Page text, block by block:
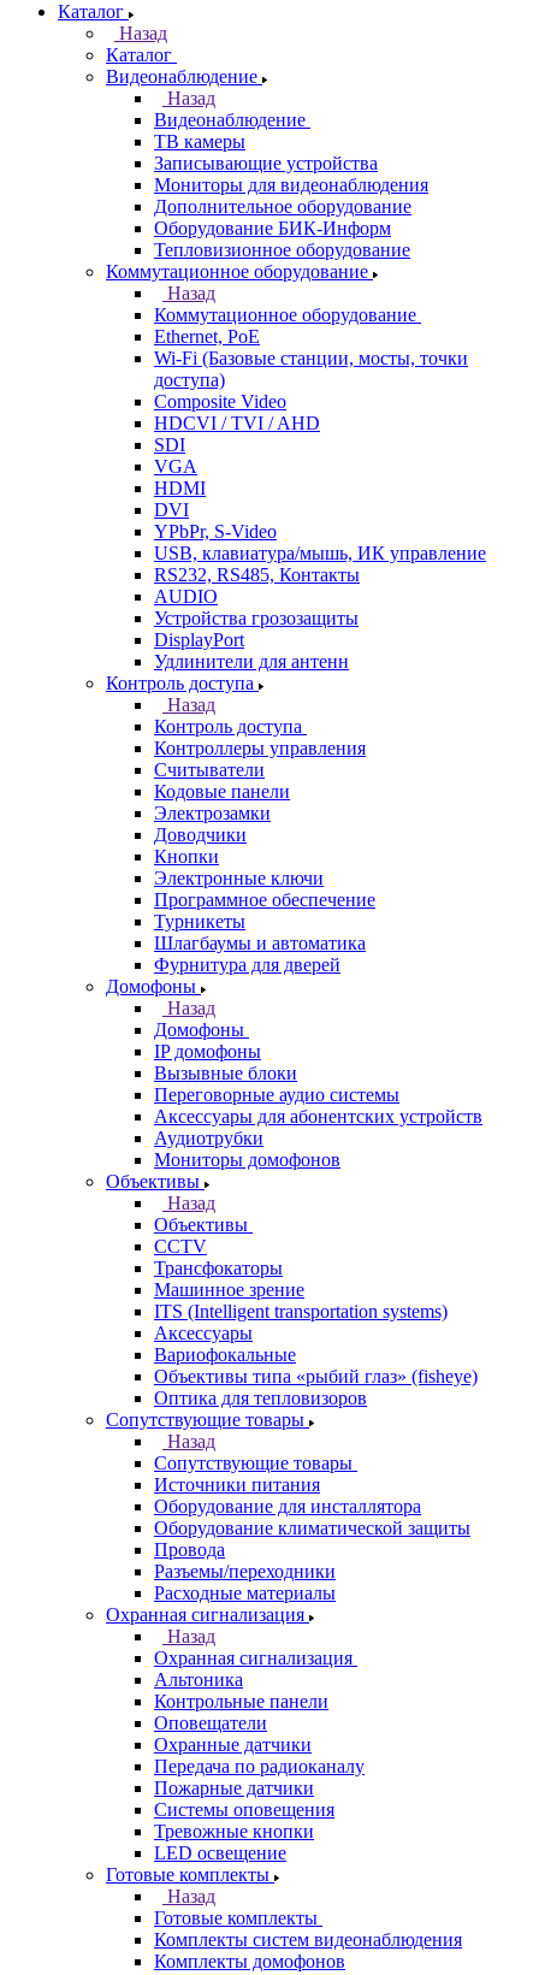
Каталог
Назад
Каталог
Видеонаблюдение
Назад
Видеонаблюдение
ТВ камеры
Записывающие устройства
Мониторы для видеонаблюдения
Дополнительное оборудование
Оборудование БИК-Информ
Тепловизионное оборудование
Коммутационное оборудование
Назад
Коммутационное оборудование
Ethernet, PoE
Wi-Fi (Базовые станции, мосты, точки
доступа)
Composite Video
HDCVI / TVI / AHD
SDI
VGA
HDMI
DVI
YPbPr, S-Video
USB, клавиатура/мышь, ИК управление
RS232, RS485, Контакты
AUDIO
Устройства грозозащиты
DisplayPort
Удлинители для антенн
Контроль доступа
Назад
Контроль доступа
Контроллеры управления
Считыватели
Кодовые панели
Электрозамки
Доводчики
Кнопки
Электронные ключи
Программное обеспечение
Турникеты
Шлагбаумы и автоматика
Фурнитура для дверей
Домофоны
Назад
Домофоны
IP домофоны
Вызывные блоки
Переговорные аудио системы
Аксессуары для абонентских устройств
Аудиотрубки
Мониторы домофонов
Объективы
Назад
Объективы
CCTV
Трансфокаторы
Машинное зрение
ITS (Intelligent transportation systems)
Аксессуары
Вариофокальные
Объективы типа «рыбий глаз» (fisheye)
Оптика для тепловизоров
Сопутствующие товары
Назад
Сопутствующие товары
Источники питания
Оборудование для инсталлятора
Оборудование климатической защиты
Провода
Разъемы/переходники
Расходные материалы
Охранная сигнализация
Назад
Охранная сигнализация
Альтоника
Контрольные панели
Оповещатели
Охранные датчики
Передача по радиоканалу
Пожарные датчики
Системы оповещения
Тревожные кнопки
LED освещение
Готовые комплекты
Назад
Готовые комплекты
Комплекты систем видеонаблюдения
Комплекты домофонов